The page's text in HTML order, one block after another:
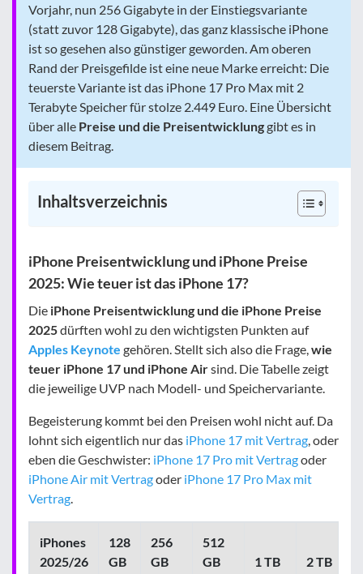
Vorjahr, nun 256 Gigabyte in der Einstiegsvariante
(statt zuvor 128 Gigabyte), das ganz klassische iPhone
ist so gesehen also günstiger geworden. Am oberen
Rand der Preisgefilde ist eine neue Marke erreicht: Die
teuerste Variante ist das iPhone 17 Pro Max mit 2
Terabyte Speicher für stolze 2.449 Euro. Eine Übersicht
über alle Preise und die Preisentwicklunggibt es in
diesem Beitrag.
Inhaltsverzeichnis
iPhone Preisentwicklung und iPhone Preise
2025: Wie teuer ist das iPhone 17?
Die iPhone Preisentwicklung und die iPhone Preise
2025dürften wohl zu den wichtigsten Punkten auf
Apples Keynote gehören. Stellt sich also die Frage, wie
teuer iPhone 17 und iPhone Airsind. Die Tabelle zeigt
die jeweilige UVP nach Modell- und Speichervariante.
Begeisterung kommt bei den Preisen wohl nicht auf. Da
lohnt sich eigentlich nur das iPhone 17 mit Vertrag , oder
eben die Geschwister: iPhone 17 Pro mit Vertragoder
iPhone Air mit Vertragoder iPhone 17 Pro Max mit
Vertrag
iPhones
2025/26
128
GB
256
GB
512
GB
1 TB 2 TB